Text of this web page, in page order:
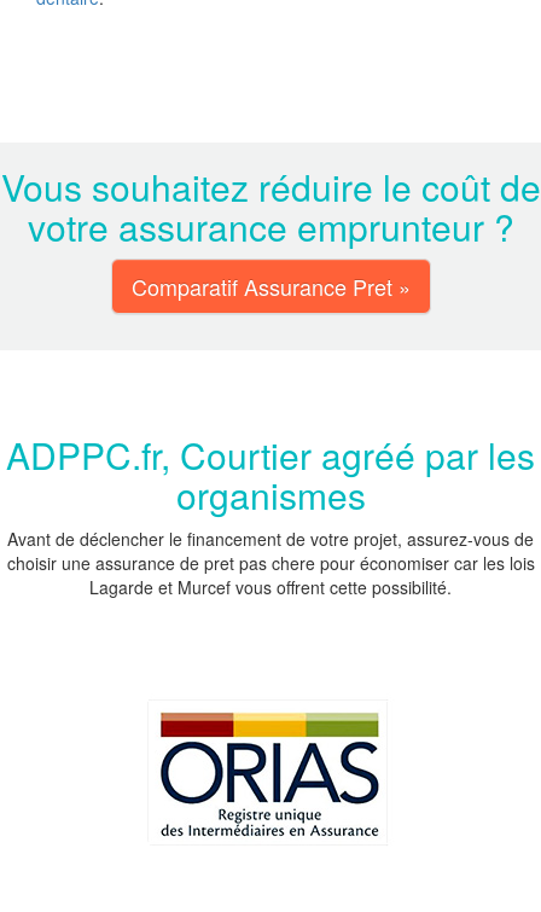
Vous souhaitez réduire le coût de
votre assurance emprunteur ?
Comparatif Assurance Pret »
ADPPC.fr, Courtier agréé par les
organismes
Avant de déclencher le financement de votre projet, assurez-vous de
choisir une assurance de pret pas chere pour économiser car les lois
Lagarde et Murcef vous offrent cette possibilité.